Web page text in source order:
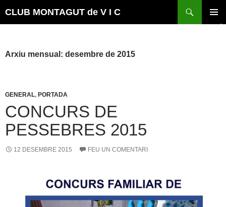
CLUB MONTAGUT de V I C
Arxiu mensual: desembre de 2015
GENERAL, PORTADA
CONCURS DE
PESSEBRES 2015
12 DESEMBRE 2015 FEU UN COMENTARI